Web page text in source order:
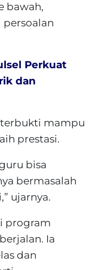
bawah,
Perkuat
dan
terbukti mampu
prestasi.
bisa
bermasalah
ujarnya.
program
Ia
dan